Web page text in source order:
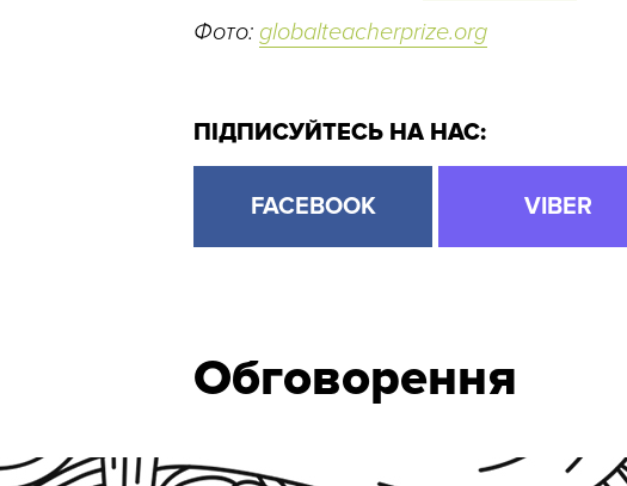
Фото: globalteacherprize.org
ПІДПИСУЙТЕСЬ НА НАС:
FACEBOOK VIBER
Обговорення